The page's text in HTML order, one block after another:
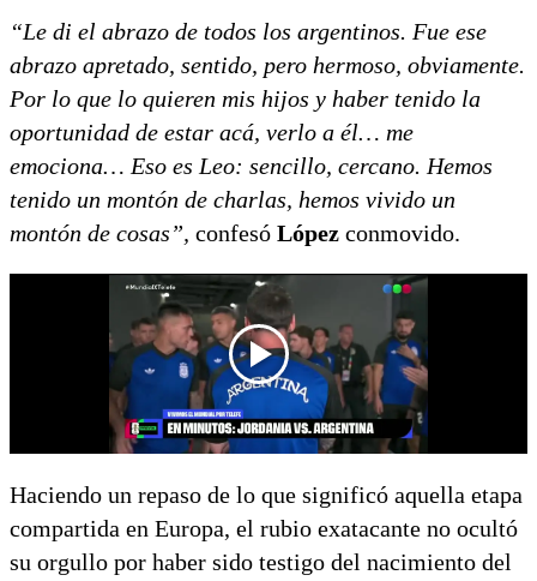
“Le di el abrazo de todos los argentinos. Fue ese
abrazo apretado, sentido, pero hermoso, obviamente.
Por lo que lo quieren mis hijos y haber tenido la
oportunidad de estar acá, verlo a él… me
emociona… Eso es Leo: sencillo, cercano. Hemos
tenido un montón de charlas, hemos vivido un
montón de cosas”, confesó López conmovido.
Haciendo un repaso de lo que significó aquella etapa
compartida en Europa, el rubio exatacante no ocultó
su orgullo por haber sido testigo del nacimiento del